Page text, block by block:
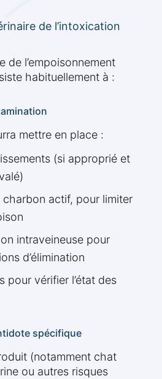
de l’intoxication
de l’empoisonnement
habituellement à :
mettre en place :
(si approprié et
actif, pour limiter
intraveineuse pour
d’élimination
pour vérifier l’état des
spécifique
(notamment chat
ou autres risques